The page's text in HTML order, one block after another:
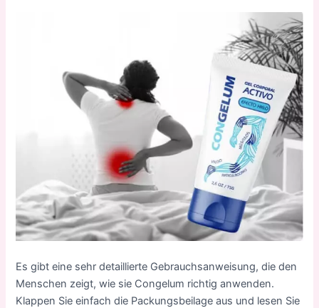
Es gibt eine sehr detaillierte Gebrauchsanweisung, die den
Menschen zeigt, wie sie Congelum richtig anwenden.
Klappen Sie einfach die Packungsbeilage aus und lesen Sie